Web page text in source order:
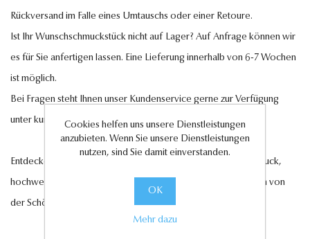
Rückversand im Falle eines Umtauschs oder einer Retoure.
Ist Ihr Wunschschmuckstück nicht auf Lager? Auf Anfrage können wir
es für Sie anfertigen lassen. Eine Lieferung innerhalb von 6-7 Wochen
ist möglich.
Bei Fragen steht Ihnen unser Kundenservice gerne zur Verfügung
unter kundenservice@antwerp-diamonds.de.
Entdecken Sie jetzt unsere exquisite Auswahl an Diamantschmuck,
hochwertigen Edelsteinen und edlen Perlen und lassen Sie sich von
der Schönheit und Eleganz unserer Kollektionen verzaubern.
Cookies helfen uns unsere Dienstleistungen
anzubieten. Wenn Sie unsere Dienstleistungen
nutzen, sind Sie damit einverstanden.
OK
Mehr dazu